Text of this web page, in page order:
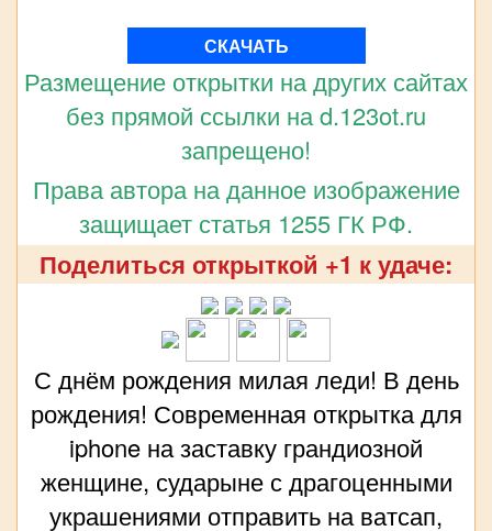
СКАЧАТЬ
Размещение открытки на других сайтах
без прямой ссылки на d.123ot.ru
запрещено!
Права автора на данное изображение
защищает статья 1255 ГК РФ.
Поделиться открыткой +1 к удаче:
С днём рождения милая леди! В день
рождения! Современная открытка для
iphone на заставку грандиозной
женщине, сударыне с драгоценными
украшениями отправить на ватсап,